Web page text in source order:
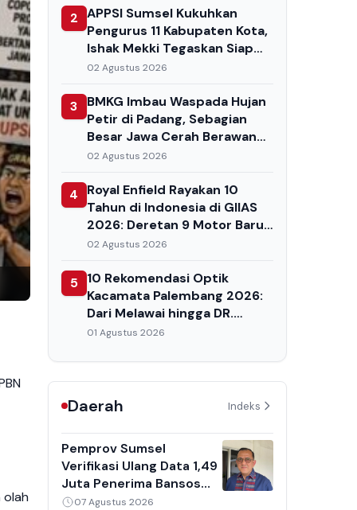
olah
2 APPSI Sumsel Kukuhkan
Pengurus 11 Kabupaten Kota,
Ishak Mekki Tegaskan Siap
Kawal Pedagang Pasar dari
02 Agustus 2026
3
BMKG Imbau Waspada Hujan
Petir di Padang, Sebagian
Besar Jawa Cerah Berawan
pada Minggu
02 Agustus 2026
4 Royal Enfield Rayakan 10
Tahun di Indonesia di GIIAS
2026: Deretan 9 Motor Baru
Hingga Promo Cashback Rp 2
02 Agustus 2026
5 10 Rekomendasi Optik
Kacamata Palembang 2026:
Dari Melawai hingga DR.
SPECS
01 Agustus 2026
Daerah Indeks
Pemprov Sumsel
Verifikasi Ulang Data 1,49
Juta Penerima Bansos
yang Dibekukan, Fokus
07 Agustus 2026